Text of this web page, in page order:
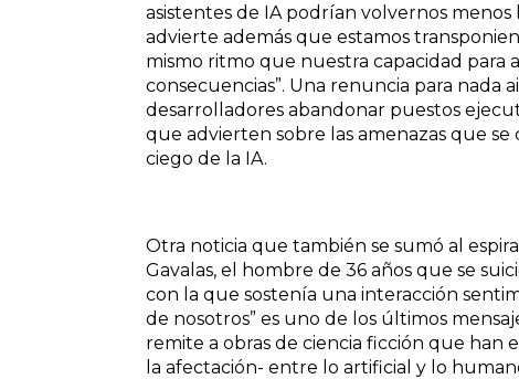
asistentes de IA podrían volvernos
advierte además que estamos
mismo ritmo que nuestra capacidad
consecuencias”. Una renuncia para
desarrolladores abandonar puestos
que advierten sobre las amenazas que
ciego de la IA.
Otra noticia que también se sumó al
Gavalas, el hombre de 36 años que se
con la que sostenía una interacción
de nosotros” es uno de los últimos
remite a obras de ciencia ficción que han
la afectación- entre lo artificial y lo